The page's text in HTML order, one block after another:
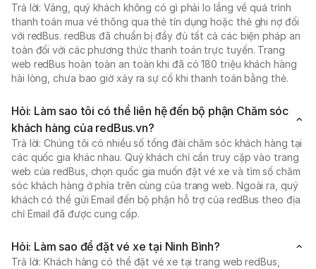
Trả lời: Vâng, quý khách không có gì phải lo lắng về quá trình
thanh toán mua vé thông qua thẻ tín dụng hoặc thẻ ghi nợ đối
với redBus. redBus đã chuẩn bị đầy đủ tất cả các biện pháp an
toàn đối với các phương thức thanh toán trực tuyến. Trang
web redBus hoàn toàn an toàn khi đã có 180 triệu khách hàng
hài lòng, chưa bao giờ xảy ra sự cố khi thanh toán bằng thẻ.
Hỏi: Làm sao tôi có thể liên hệ đến bộ phận Chăm sóc
khách hàng của redBus.vn?
Trả lời: Chúng tôi có nhiều số tổng đài chăm sóc khách hàng tại
các quốc gia khác nhau. Quý khách chỉ cần truy cập vào trang
web của redBus, chọn quốc gia muốn đặt vé xe và tìm số chăm
sóc khách hàng ở phía trên cùng của trang web. Ngoài ra, quý
khách có thể gửi Email đến bộ phận hỗ trợ của redBus theo địa
chỉ Email đã được cung cấp.
Hỏi: Làm sao để đặt vé xe tại Ninh Bình?
Trả lời: Khách hàng có thể đặt vé xe tại trang web redBus,